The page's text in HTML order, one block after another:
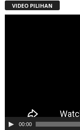
VIDEO PILIHAN
00:00